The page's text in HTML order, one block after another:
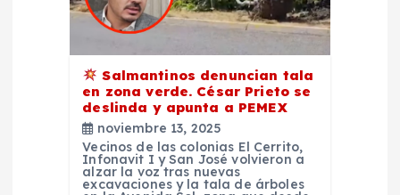
Salmantinos denuncian tala
en zona verde. César Prieto se
deslinda y apunta a PEMEX
noviembre 13, 2025
Vecinos de las colonias El Cerrito,
Infonavit I y San José volvieron a
alzar la voz tras nuevas
excavaciones y la tala de árboles